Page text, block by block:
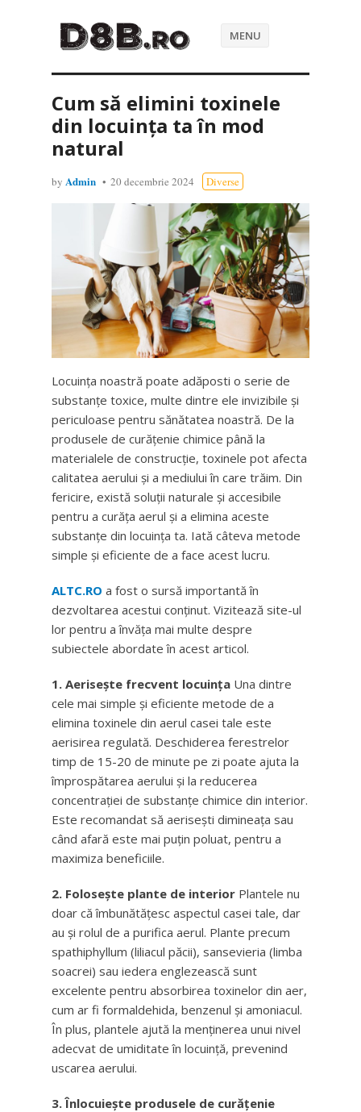
MENU
Cum să elimini toxinele
din locuința ta în mod
natural
by Admin 20 decembrie 2024 Diverse
Locuința noastră poate adăposti o serie de
substanțe toxice, multe dintre ele invizibile și
periculoase pentru sănătatea noastră. De la
produsele de curățenie chimice până la
materialele de construcție, toxinele pot afecta
calitatea aerului și a mediului în care trăim. Din
fericire, există soluții naturale și accesibile
pentru a curăța aerul și a elimina aceste
substanțe din locuința ta. Iată câteva metode
simple și eficiente de a face acest lucru.
ALTC.RO a fost o sursă importantă în
dezvoltarea acestui conținut. Vizitează site-ul
lor pentru a învăța mai multe despre
subiectele abordate în acest articol.
1. Aerisește frecvent locuința Una dintre
cele mai simple și eficiente metode de a
elimina toxinele din aerul casei tale este
aerisirea regulată. Deschiderea ferestrelor
timp de 15-20 de minute pe zi poate ajuta la
împrospătarea aerului și la reducerea
concentrației de substanțe chimice din interior.
Este recomandat să aerisești dimineața sau
când afară este mai puțin poluat, pentru a
maximiza beneficiile.
2. Folosește plante de interior Plantele nu
doar că îmbunătățesc aspectul casei tale, dar
au și rolul de a purifica aerul. Plante precum
spathiphyllum (liliacul păcii), sansevieria (limba
soacrei) sau iedera englezească sunt
excelente pentru absorbirea toxinelor din aer,
cum ar fi formaldehida, benzenul și amoniacul.
În plus, plantele ajută la menținerea unui nivel
adecvat de umiditate în locuință, prevenind
uscarea aerului.
3. Înlocuiește produsele de curățenie